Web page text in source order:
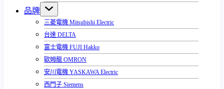
品牌
三菱電機 Mitsubishi Electric
台達 DELTA
富士電機 FUJI Hakko
歐姆龍 OMRON
安川電機 YASKAWA Electric
西門子 Siemens